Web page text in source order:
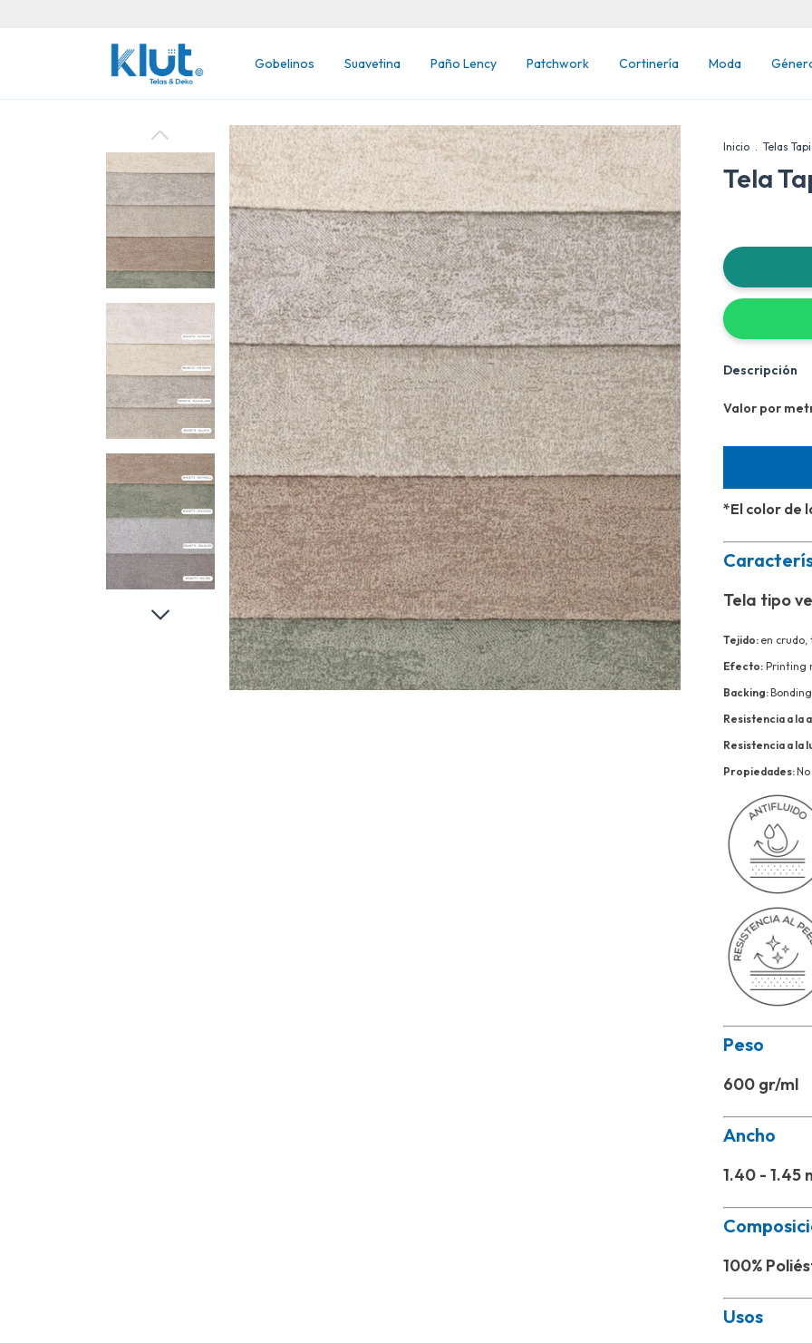
Gobelinos Suavetina Paño Lency Patchwork Cortinería Moda
Inicio . Telas
Tela
Descripción
Valor por
*El color de
Tela tipo
Tejido: en crudo,
Efecto: Printing
Backing:
Resistencia a la
Resistencia a la
Propiedades:
Peso
600 gr/ml
Ancho
1.40 - 1.45
100%
Usos